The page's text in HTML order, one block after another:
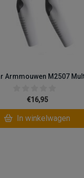
Armmouwen M2507
€16,95
In winkelwagen